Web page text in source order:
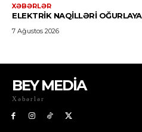
BEY MEDİA
Xəbərlər